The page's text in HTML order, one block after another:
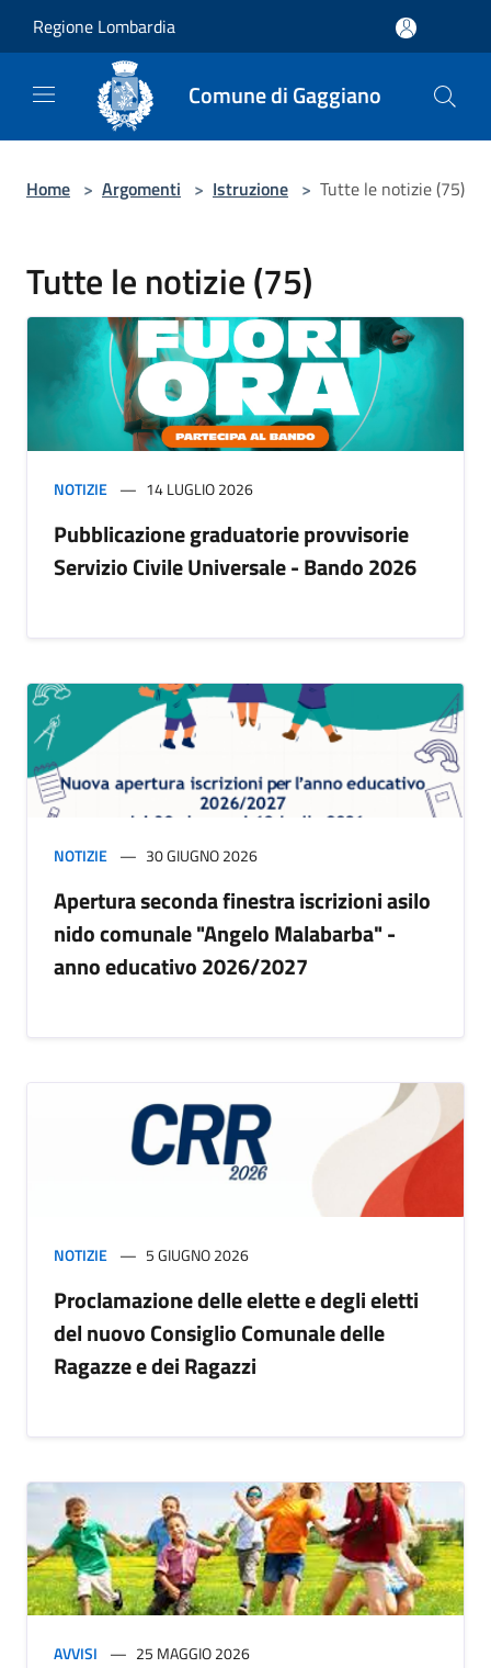
Regione Lombardia
Comune di Gaggiano
Home > Argomenti > Istruzione > Tutte le notizie (75)
Tutte le notizie (75)
NOTIZIE 14 LUGLIO 2026
Pubblicazione graduatorie provvisorie
Servizio Civile Universale - Bando 2026
NOTIZIE 30 GIUGNO 2026
Apertura seconda finestra iscrizioni asilo
nido comunale "Angelo Malabarba" -
anno educativo 2026/2027
NOTIZIE 5 GIUGNO 2026
Proclamazione delle elette e degli eletti
del nuovo Consiglio Comunale delle
Ragazze e dei Ragazzi
AVVISI 25 MAGGIO 2026